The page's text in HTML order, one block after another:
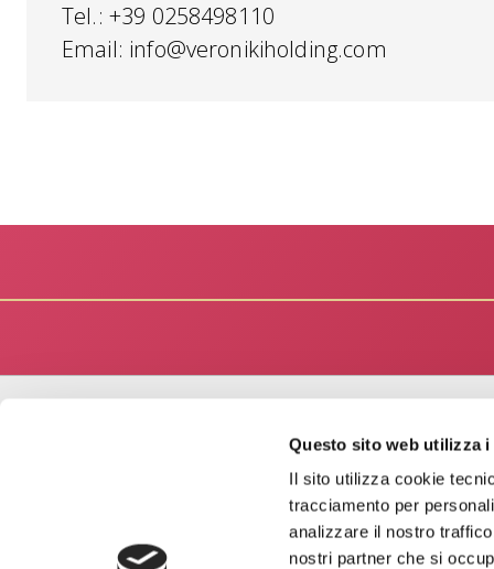
Questo sito web utilizza i
Il sito utilizza cookie
tracciamento per
analizzare il nostro
nostri partner che si
Tel.: +39 0258498110
Email: info@veronikiholding.com